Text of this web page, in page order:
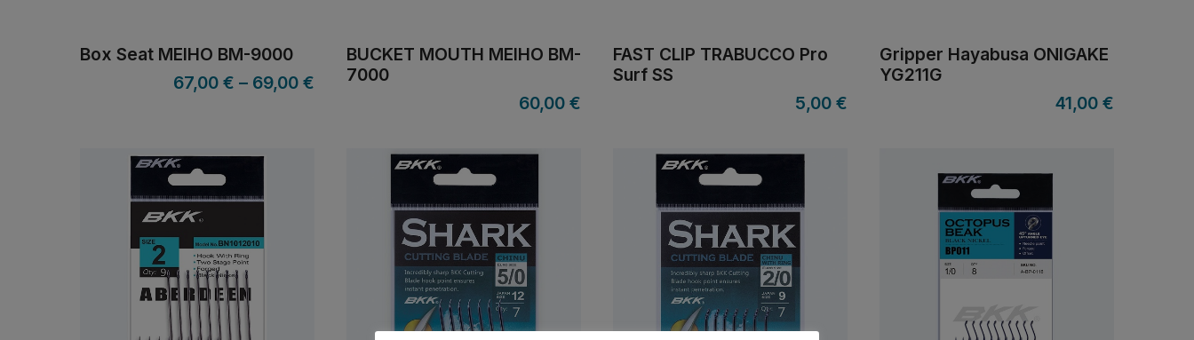
Box Seat MEIHO BM-9000
67,00 € – 69,00 €
BUCKET MOUTH MEIHO BM-
7000
60,00 €
FAST CLIP TRABUCCO Pro
Surf SS
5,00 €
Gripper Hayabusa ONIGAKE
YG211G
41,00 €